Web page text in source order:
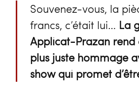
Souvenez-vous, la
francs, c’était lui… La
Applicat-Prazan rend
plus juste hommage
show qui promet